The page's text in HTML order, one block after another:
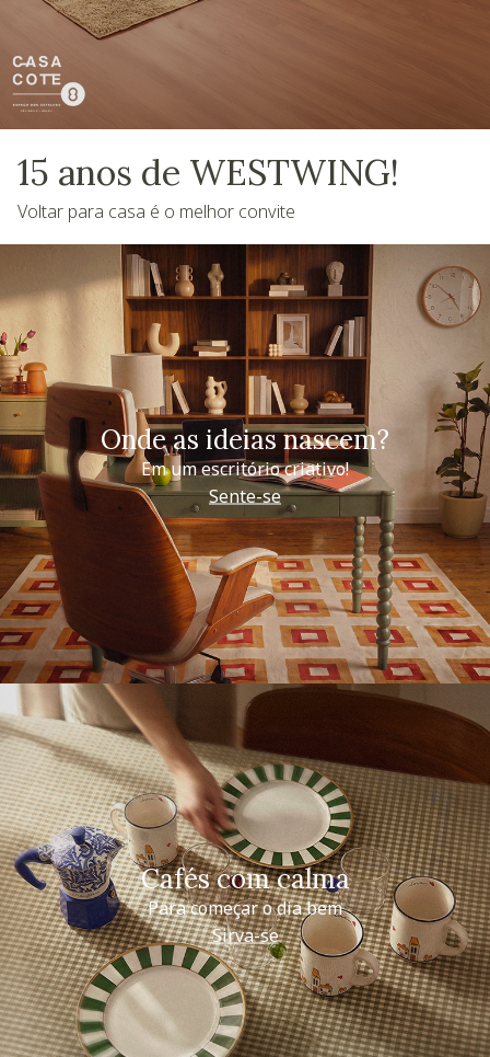
15 anos de WESTWING!
Voltar para casa é o melhor convite
Onde as ideias nascem?
Em um escritório criativo!
Sente-se
Cafés com calma
Para começar o dia bem
Sirva-se